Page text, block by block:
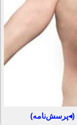
(◂پرسش‌نامه)